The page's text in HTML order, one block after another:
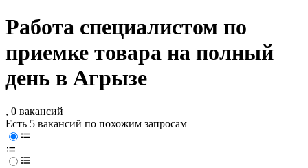
Работа специалистом по
приемке товара на полный
день в Агрызе
, 0 вакансий
Есть 5 вакансий по похожим запросам